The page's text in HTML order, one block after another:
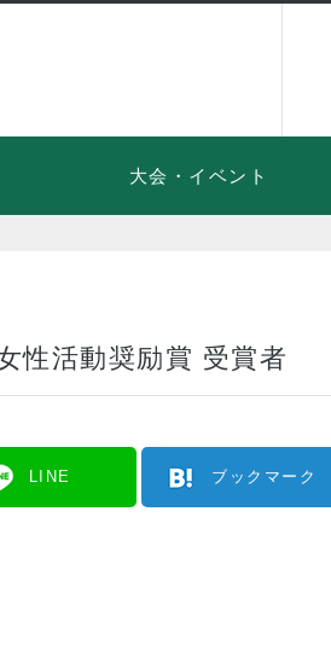
大会・イベント
性活動奨励賞 受賞者
LINE ブックマーク